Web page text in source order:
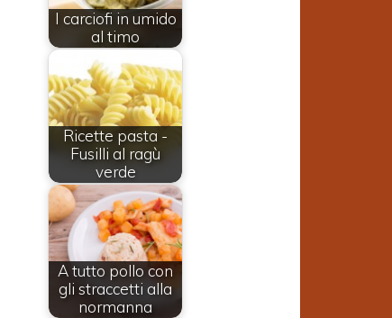
I carciofi in umido
al timo
Ricette pasta -
Fusilli al ragù
verde
A tutto pollo con
gli straccetti alla
normanna